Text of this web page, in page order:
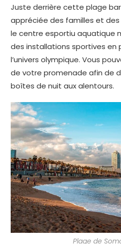
Juste derrière cette plage
appréciée des familles et
le centre esportiu aquatique
des installations sportives en
l’univers olympique. Vous
de votre promenade afin de
boîtes de nuit aux alentours.
Plage de